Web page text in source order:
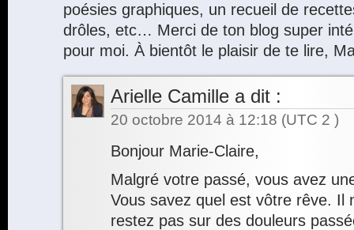
poésies graphiques, un recueil de
drôles, etc… Merci de ton blog super
pour moi. À bientôt le plaisir de te lire,
Arielle Camille a dit :
20 octobre 2014 à 12:18 (UTC 2 )
Bonjour Marie-Claire,
Malgré votre passé, vous avez
Vous savez quel est vôtre rêve. Il
restez pas sur des douleurs